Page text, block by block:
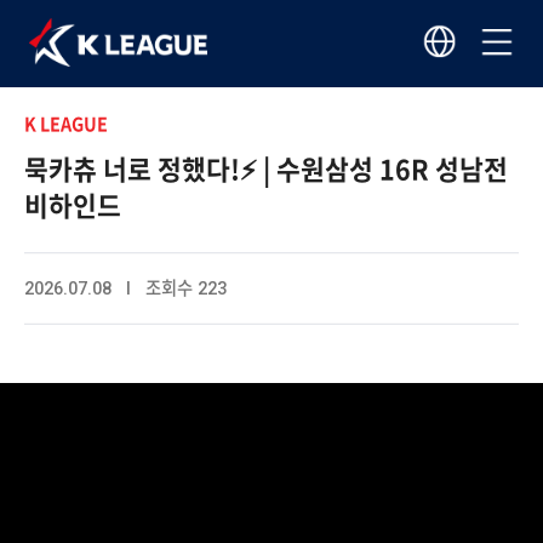
K LEAGUE
묵카츄 너로 정했다!⚡ | 수원삼성 16R 성남전
비하인드
2026.07.08 I 조회수 223